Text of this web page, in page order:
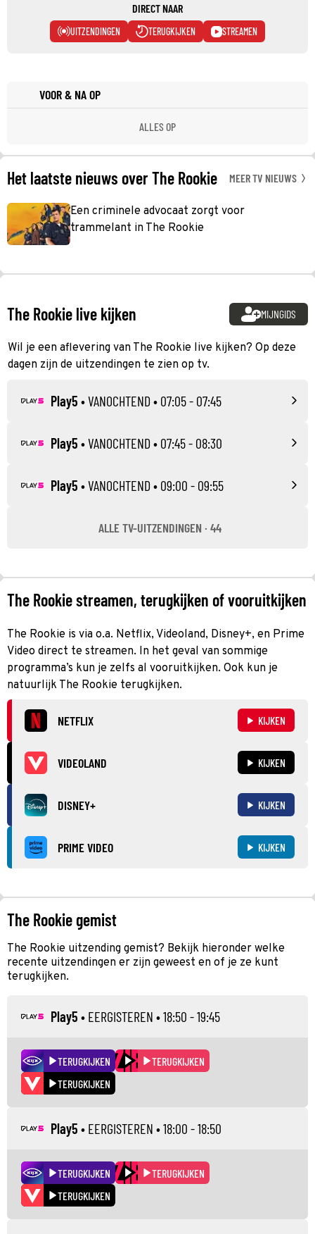
DIRECT NAAR
UITZENDINGEN TERUGKIJKEN STREAMEN
VOOR & NA OP
ALLES OP
Het laatste nieuws over The Rookie MEER TV NIEUWS
Een criminele advocaat zorgt voor
trammelant in The Rookie
The Rookie live kijken MIJNGIDS
Wil je een aflevering van The Rookie live kijken? Op deze
dagen zijn de uitzendingen te zien op tv.
Play5 •VANOCHTEND • 07:05 - 07:45
Play5 •VANOCHTEND • 07:45 - 08:30
Play5 •VANOCHTEND • 09:00 - 09:55
ALLE TV-UITZENDINGEN · 44
The Rookie streamen, terugkijken of vooruitkijken
The Rookie is via o.a. Netflix, Videoland, Disney+, en Prime
Video direct te streamen. In het geval van sommige
programma’s kun je zelfs al vooruitkijken. Ook kun je
natuurlijk The Rookie terugkijken.
NETFLIX KIJKEN
VIDEOLAND KIJKEN
DISNEY+ KIJKEN
PRIME VIDEO KIJKEN
The Rookie gemist
The Rookie uitzending gemist? Bekijk hieronder welke
recente uitzendingen er zijn geweest en of je ze kunt
terugkijken.
Play5 • EERGISTEREN • 18:50 - 19:45
TERUGKIJKEN
TERUGKIJKEN
TERUGKIJKEN
Play5 • EERGISTEREN • 18:00 - 18:50
TERUGKIJKEN
TERUGKIJKEN
TERUGKIJKEN